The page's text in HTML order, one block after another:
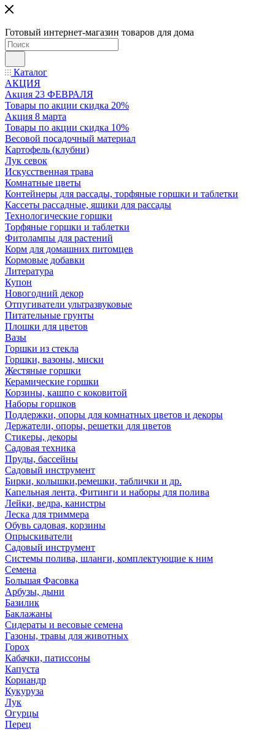
Готовый интернет-магазин товаров для дома
Каталог
АКЦИЯ
Акция 23 ФЕВРАЛЯ
Товары по акции скидка 20%
Акция 8 марта
Товары по акции скидка 10%
Весовой посадочный материал
Картофель (клубни)
Лук севок
Искусственная трава
Комнатные цветы
Контейнеры для рассады, торфяные горшки и таблетки
Кассеты рассадные, ящики для рассады
Технологические горшки
Торфяные горшки и таблетки
Фитолампы для растений
Корм для домашних питомцев
Кормовые добавки
Литература
Купон
Новогодний декор
Отпугиватели ультразвуковые
Питательные грунты
Плошки для цветов
Вазы
Горшки из стекла
Горшки, вазоны, миски
Жестяные горшки
Керамические горшки
Корзины, кашпо с коковитой
Наборы горшков
Поддержки, опоры для комнатных цветов и декоры
Держатели, опоры, решетки для цветов
Стикеры, декоры
Садовая техника
Пруды, бассейны
Садовый инструмент
Бирки, колышки,ремешки, таблички и др.
Капельная лента, Фитинги и наборы для полива
Лейки, ведра, канистры
Леска для триммера
Обувь садовая, корзины
Опрыскиватели
Садовый инструмент
Системы полива, шланги, комплектующие к ним
Семена
Большая Фасовка
Арбузы, дыни
Базилик
Баклажаны
Сидераты и весовые семена
Газоны, травы для животных
Горох
Кабачки, патиссоны
Капуста
Кориандр
Кукуруза
Лук
Огурцы
Перец